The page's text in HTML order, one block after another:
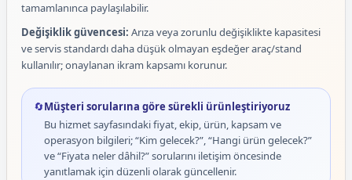
tamamlanınca paylaşılabilir.
Değişiklik güvencesi: Arıza veya zorunlu değişiklikte kapasitesi
ve servis standardı daha düşük olmayan eşdeğer araç/stand
kullanılır; onaylanan ikram kapsamı korunur.
🔄Müşteri sorularına göre sürekli ürünleştiriyoruz
Bu hizmet sayfasındaki fiyat, ekip, ürün, kapsam ve
operasyon bilgileri; “Kim gelecek?”, “Hangi ürün gelecek?”
ve “Fiyata neler dâhil?” sorularını iletişim öncesinde
yanıtlamak için düzenli olarak güncellenir.